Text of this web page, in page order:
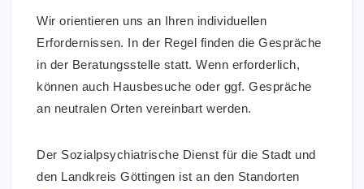
Wir orientieren uns an Ihren individuellen
Erfordernissen. In der Regel finden die Gespräche
in der Beratungsstelle statt. Wenn erforderlich,
können auch Hausbesuche oder ggf. Gespräche
an neutralen Orten vereinbart werden.
Der Sozialpsychiatrische Dienst für die Stadt und
den Landkreis Göttingen ist an den Standorten